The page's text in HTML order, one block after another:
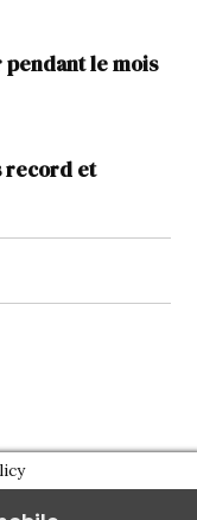
le mois
record et